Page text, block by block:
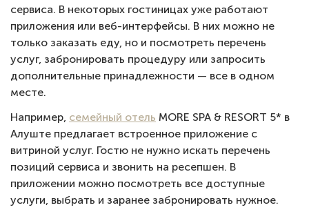
сервиса. В некоторых гостиницах уже работают
приложения или веб-интерфейсы. В них можно не
только заказать еду, но и посмотреть перечень
услуг, забронировать процедуру или запросить
дополнительные принадлежности — все в одном
месте.
Например, семейный отель MORE SPA & RESORT 5* в
Алуште предлагает встроенное приложение с
витриной услуг. Гостю не нужно искать перечень
позиций сервиса и звонить на ресепшен. В
приложении можно посмотреть все доступные
услуги, выбрать и заранее забронировать нужное.